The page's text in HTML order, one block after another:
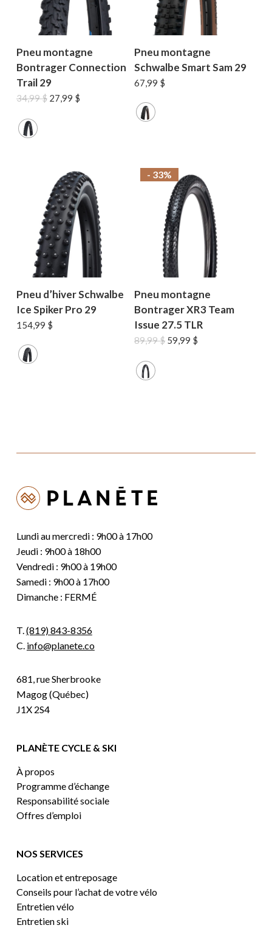
Pneu montagne
Bontrager Connection
Trail 29
34,99$ Le
27,99 $Le
Pneu montagne
Schwalbe Smart Sam 29
67,99 $
Pneu d’hiver Schwalbe
Ice Spiker Pro 29
154,99 $
- 33%
Pneu montagne
Bontrager XR3 Team
Issue 27.5 TLR
89,99$ Le
59,99 $
Lundi au mercredi : 9h00 à 17h00
Jeudi : 9h00 à 18h00
Vendredi : 9h00 à 19h00
Samedi : 9h00 à 17h00
Dimanche : FERMÉ
T.(819) 843-8356
C. info@planete.co
681, rue Sherbrooke
Magog (Québec)
J1X 2S4
PLANÈTE CYCLE & SKI
À propos
Programme d’échange
Responsabilité sociale
Offres d’emploi
NOS SERVICES
Location et entreposage
Conseils pour l’achat de votre vélo
Entretien vélo
Entretien ski